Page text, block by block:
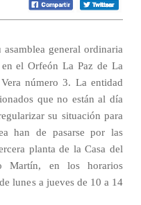
general ordinaria
el Orfeón La Paz de La
número 3. La entidad
que no están al día
su situación para
han de pasarse por las
planta de la Casa del
Martín, en los horarios
lunes a jueves de 10 a 14